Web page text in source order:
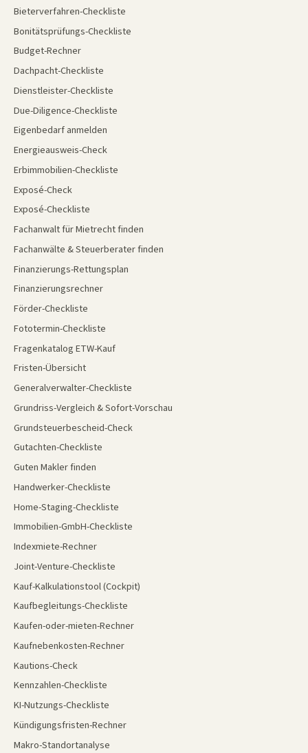
Bieterverfahren-Checkliste
Bonitätsprüfungs-Checkliste
Budget-Rechner
Dachpacht-Checkliste
Dienstleister-Checkliste
Due-Diligence-Checkliste
Eigenbedarf anmelden
Energieausweis-Check
Erbimmobilien-Checkliste
Exposé-Check
Exposé-Checkliste
Fachanwalt für Mietrecht finden
Fachanwälte & Steuerberater finden
Finanzierungs-Rettungsplan
Finanzierungsrechner
Förder-Checkliste
Fototermin-Checkliste
Fragenkatalog ETW-Kauf
Fristen-Übersicht
Generalverwalter-Checkliste
Grundriss-Vergleich & Sofort-Vorschau
Grundsteuerbescheid-Check
Gutachten-Checkliste
Guten Makler finden
Handwerker-Checkliste
Home-Staging-Checkliste
Immobilien-GmbH-Checkliste
Indexmiete-Rechner
Joint-Venture-Checkliste
Kauf-Kalkulationstool (Cockpit)
Kaufbegleitungs-Checkliste
Kaufen-oder-mieten-Rechner
Kaufnebenkosten-Rechner
Kautions-Check
Kennzahlen-Checkliste
KI-Nutzungs-Checkliste
Kündigungsfristen-Rechner
Makro-Standortanalyse